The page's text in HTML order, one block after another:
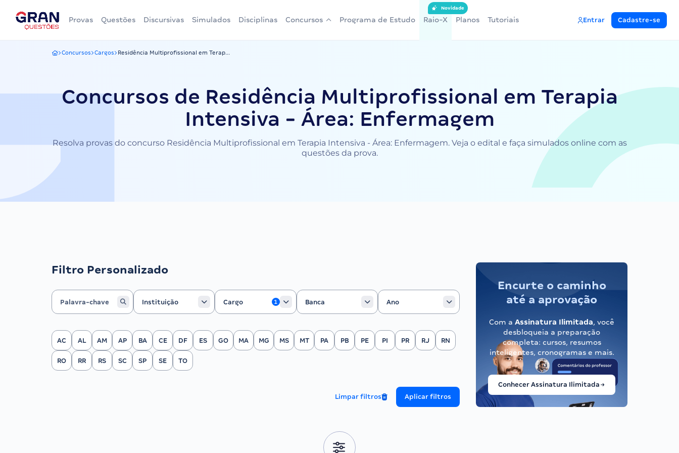
Provas Questões Discursivas Simulados Disciplinas Concursos Programa de Estudo Raio-X
Novidade
Planos Tutoriais Entrar Cadastre-se
Gran Questões
Concursos Cargos Residência Multiprofissional em Terap...
Concursos de Residência Multiprofissional em Terapia
Intensiva - Área: Enfermagem
Resolva provas do concurso Residência Multiprofissional em Terapia Intensiva - Área: Enfermagem. Veja o edital e faça simulados online com as
questões da prova.
Filtro Personalizado
Instituição
Instituição
Cargo
Cargo
1
Banca
Banca
Ano
Ano
Filtrar por Estado
AC AL AM AP BA CE DF ES GO MA MG MS MT PA PB PE PI PR RJ RN
RO RR RS SC SP SE TO
Limpar filtros Aplicar filtros
Encurte o caminho
até a aprovação
Com a Assinatura Ilimitada, você
desbloqueia a preparação
completa: cursos, resumos
inteligentes, cronogramas e mais.
Conhecer Assinatura Ilimitada